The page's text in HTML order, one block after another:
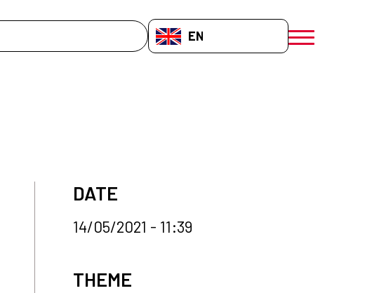
EN-GB
menú móvil
DATE
14/05/2021 - 11:39
News categories
THEME